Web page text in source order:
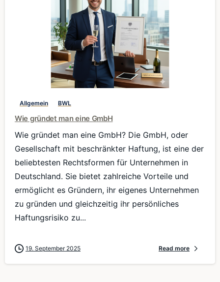
Allgemein BWL
Wie gründet man eine GmbH
Wie gründet man eine GmbH? Die GmbH, oder
Gesellschaft mit beschränkter Haftung, ist eine der
beliebtesten Rechtsformen für Unternehmen in
Deutschland. Sie bietet zahlreiche Vorteile und
ermöglicht es Gründern, ihr eigenes Unternehmen
zu gründen und gleichzeitig ihr persönliches
Haftungsrisiko zu...
19. September 2025 Read more